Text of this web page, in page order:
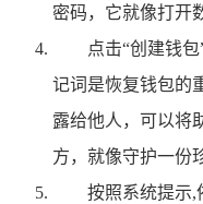
密码，它就像打开
点击“创建钱
记词是恢复钱包的
露给他人，可以将
方，就像守护一份
按照系统提示,